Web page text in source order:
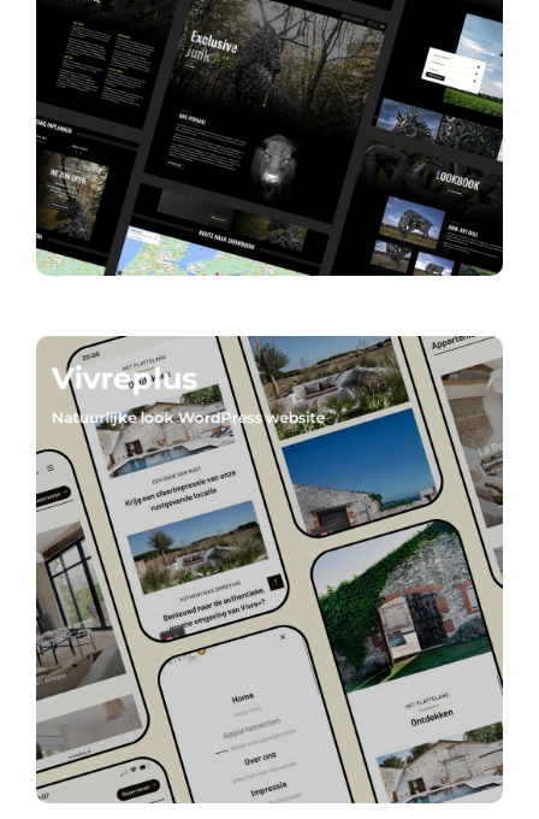
Vivreplus
Natuurlijke look WordPress website